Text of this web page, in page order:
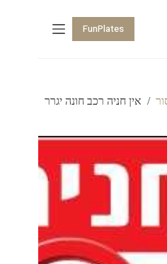
FunPlates
/ אין חניה רכב חונה יגרר